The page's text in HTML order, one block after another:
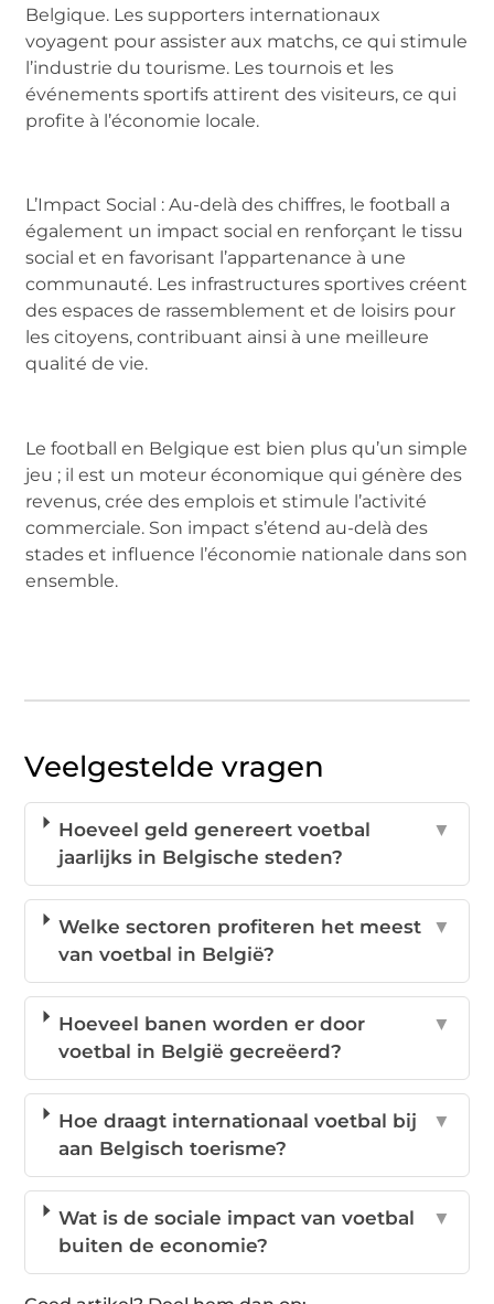
Belgique. Les supporters internationaux
voyagent pour assister aux matchs, ce qui stimule
l’industrie du tourisme. Les tournois et les
événements sportifs attirent des visiteurs, ce qui
profite à l’économie locale.
L’Impact Social : Au-delà des chiffres, le football a
également un impact social en renforçant le tissu
social et en favorisant l’appartenance à une
communauté. Les infrastructures sportives créent
des espaces de rassemblement et de loisirs pour
les citoyens, contribuant ainsi à une meilleure
qualité de vie.
Le football en Belgique est bien plus qu’un simple
jeu ; il est un moteur économique qui génère des
revenus, crée des emplois et stimule l’activité
commerciale. Son impact s’étend au-delà des
stades et influence l’économie nationale dans son
ensemble.
Veelgestelde vragen
Hoeveel geld genereert voetbal
jaarlijks in Belgische steden?
▼
Welke sectoren profiteren het meest
van voetbal in België?
▼
Hoeveel banen worden er door
voetbal in België gecreëerd?
▼
Hoe draagt internationaal voetbal bij
aan Belgisch toerisme?
▼
Wat is de sociale impact van voetbal
buiten de economie?
▼